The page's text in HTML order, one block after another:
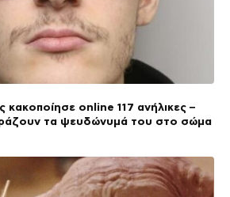
κακοποίησε online 117 ανήλικες –
τα ψευδώνυμά του στο σώμα